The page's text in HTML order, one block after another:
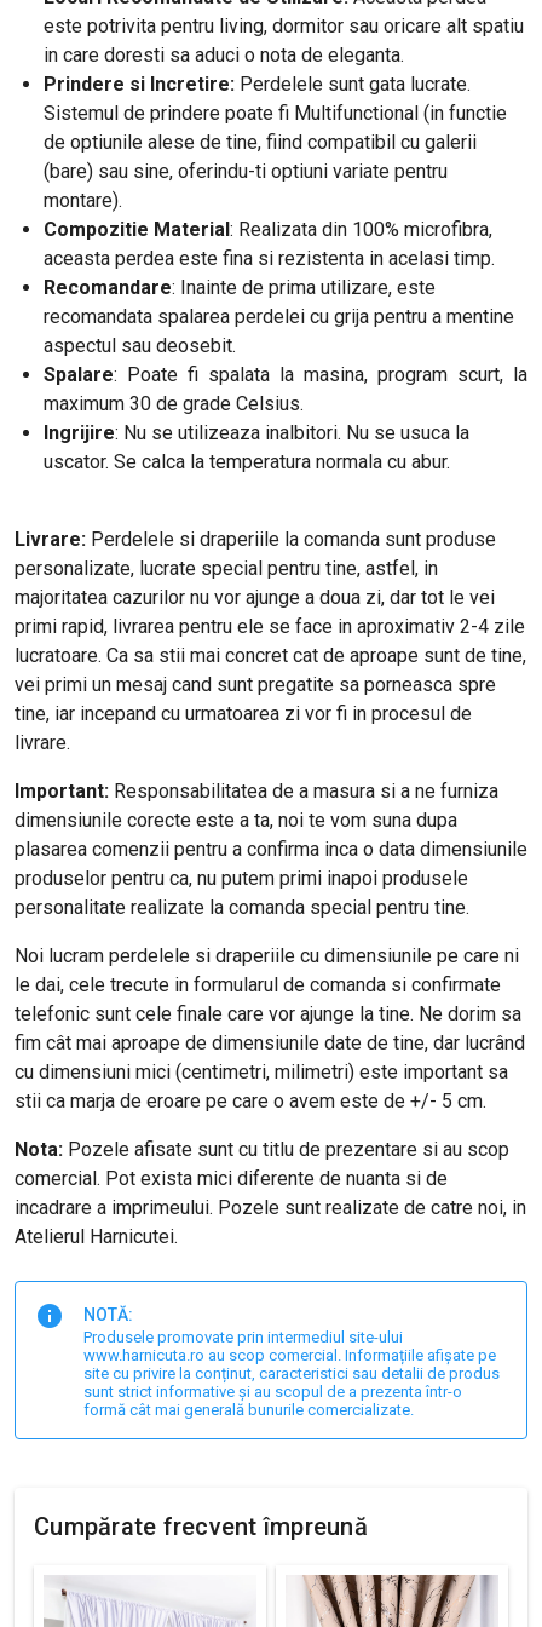
este potrivita pentru living, dormitor sau oricare alt spatiu
in care doresti sa aduci o nota de eleganta.
Prindere si Incretire: Perdelele sunt gata lucrate.
Sistemul de prindere poate fi Multifunctional (in functie
de optiunile alese de tine, fiind compatibil cu galerii
(bare) sau sine, oferindu-ti optiuni variate pentru
montare).
Compozitie Material: Realizata din 100% microfibra,
aceasta perdea este fina si rezistenta in acelasi timp.
Recomandare: Inainte de prima utilizare, este
recomandata spalarea perdelei cu grija pentru a mentine
aspectul sau deosebit.
Spalare: Poate fi spalata la masina, program scurt, la
maximum 30 de grade Celsius.
Ingrijire: Nu se utilizeaza inalbitori. Nu se usuca la
uscator. Se calca la temperatura normala cu abur.
Livrare: Perdelele si draperiile la comanda sunt produse
personalizate, lucrate special pentru tine, astfel, in
majoritatea cazurilor nu vor ajunge a doua zi, dar tot le vei
primi rapid, livrarea pentru ele se face in aproximativ 2-4 zile
lucratoare. Ca sa stii mai concret cat de aproape sunt de tine,
vei primi un mesaj cand sunt pregatite sa porneasca spre
tine, iar incepand cu urmatoarea zi vor fi in procesul de
livrare.
Important: Responsabilitatea de a masura si a ne furniza
dimensiunile corecte este a ta, noi te vom suna dupa
plasarea comenzii pentru a confirma inca o data dimensiunile
produselor pentru ca, nu putem primi inapoi produsele
personalitate realizate la comanda special pentru tine.
Noi lucram perdelele si draperiile cu dimensiunile pe care ni
le dai, cele trecute in formularul de comanda si confirmate
telefonic sunt cele finale care vor ajunge la tine. Ne dorim sa
fim cât mai aproape de dimensiunile date de tine, dar lucrând
cu dimensiuni mici (centimetri, milimetri) este important sa
stii ca marja de eroare pe care o avem este de +/- 5 cm.
Nota: Pozele afisate sunt cu titlu de prezentare si au scop
comercial. Pot exista mici diferente de nuanta si de
incadrare a imprimeului. Pozele sunt realizate de catre noi, in
Atelierul Harnicutei.
NOTĂ:
Produsele promovate prin intermediul site-ului
www.harnicuta.ro au scop comercial. Informațiile afișate pe
site cu privire la conținut, caracteristici sau detalii de produs
sunt strict informative și au scopul de a prezenta într-o
formă cât mai generală bunurile comercializate.
Cumpărate frecvent împreună